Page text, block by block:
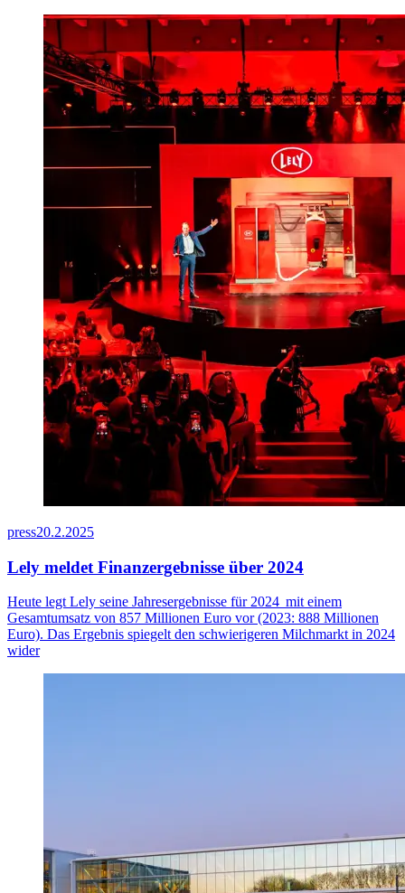
press20.2.2025
Lely meldet Finanzergebnisse über 2024
Heute legt Lely seine Jahresergebnisse für2024 miteinem
Gesamtumsatz von 857 Millionen Euro vor (2023: 888 Millionen
Euro). Das Ergebnis spiegelt den schwierigeren Milchmarktin 2024
wider